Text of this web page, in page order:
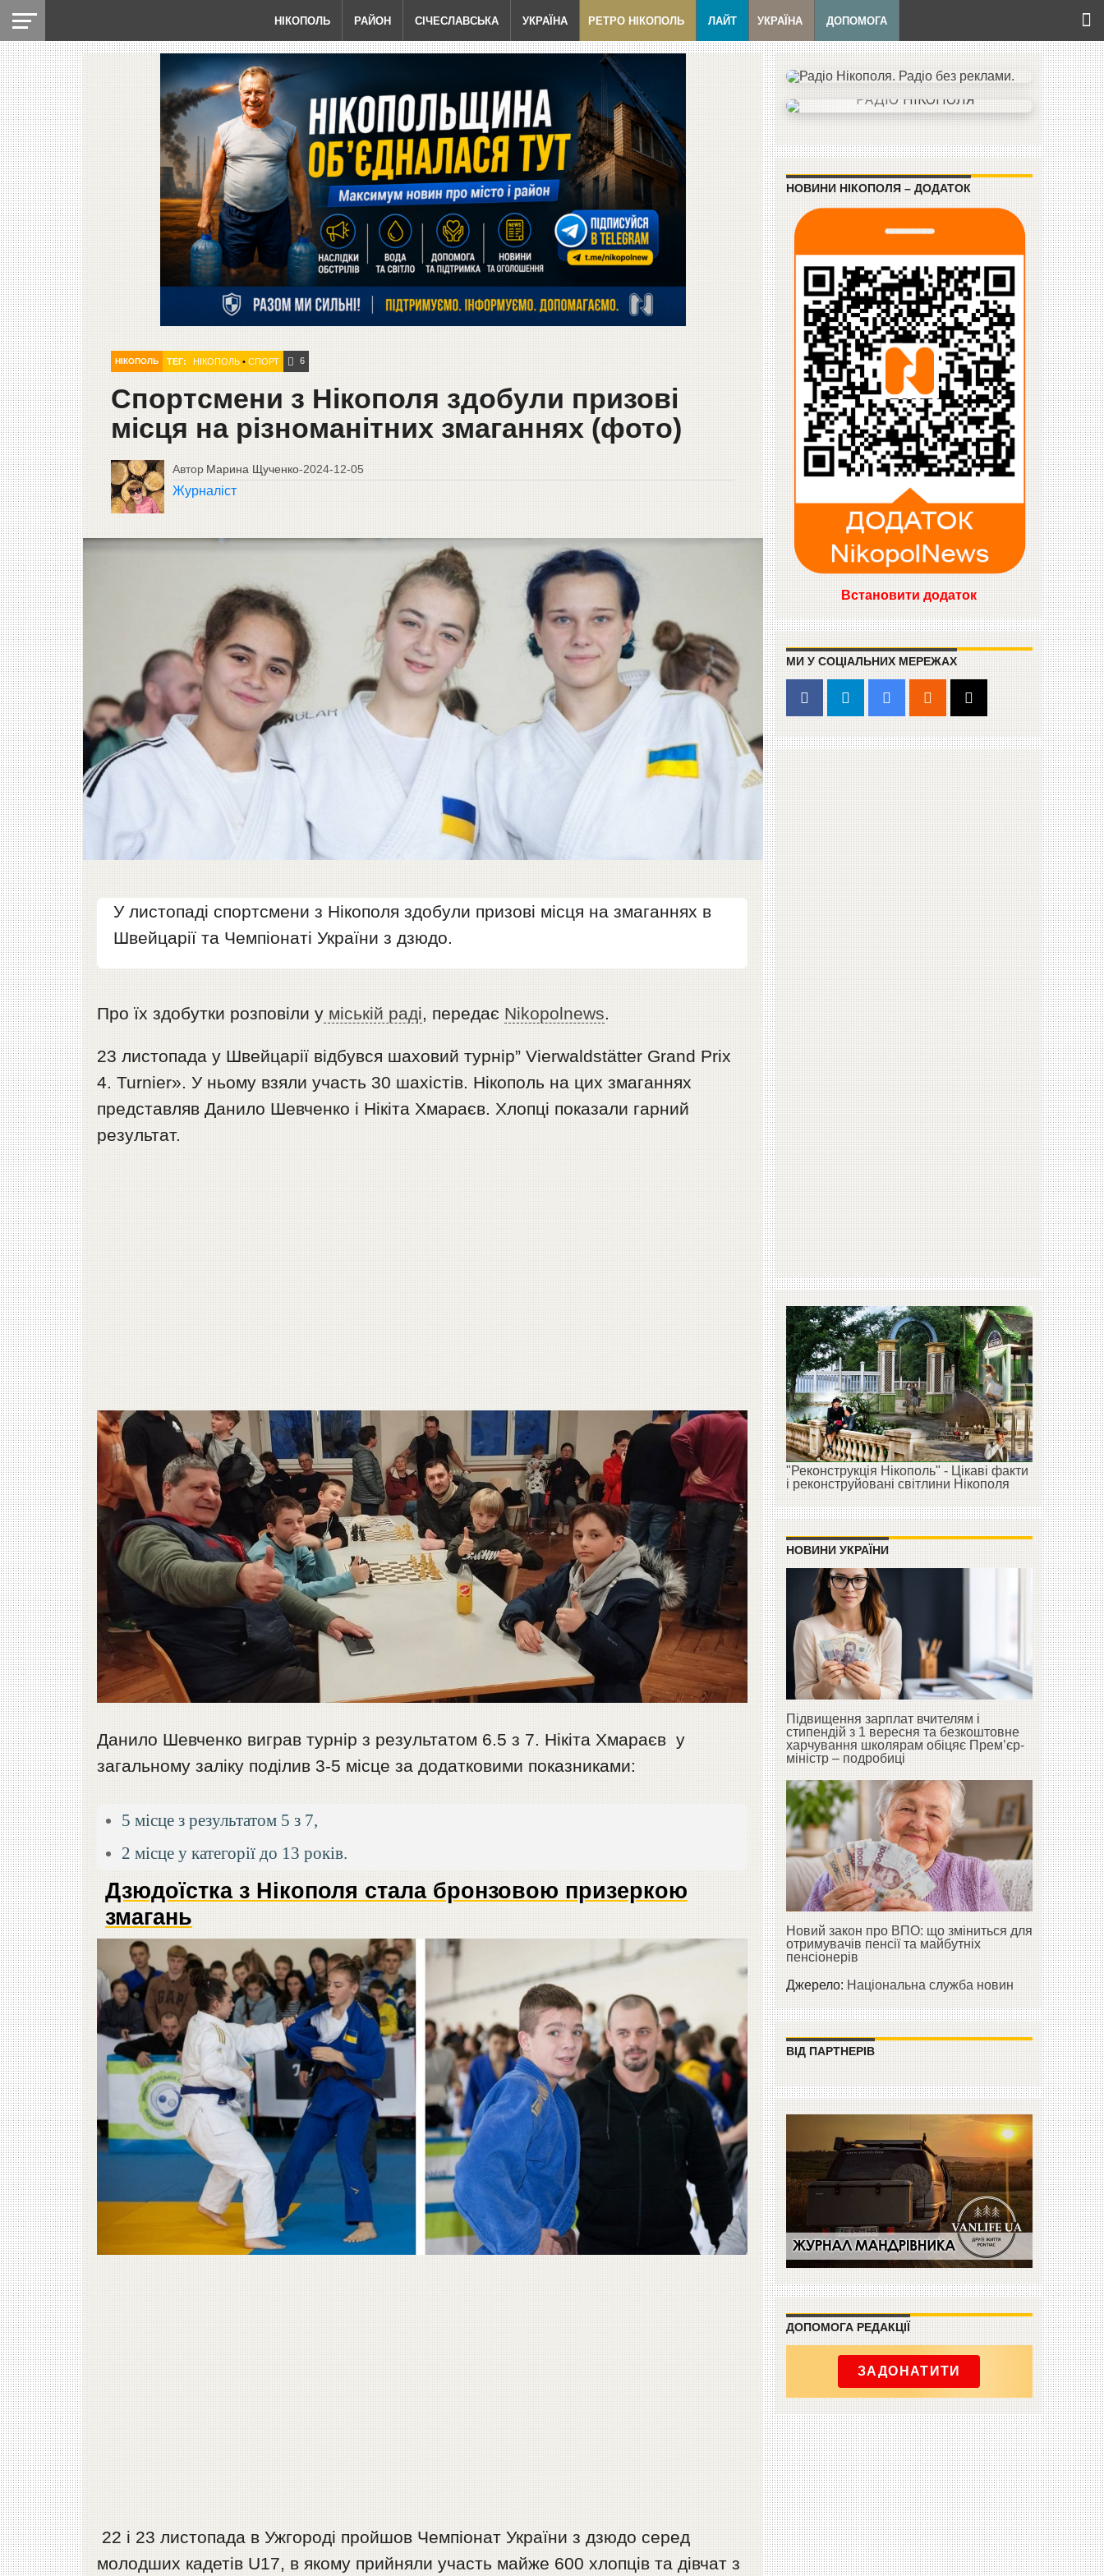
НІКОПОЛЬ РАЙОН СІЧЕСЛАВСЬКА УКРАЇНА РЕТРО НІКОПОЛЬ ЛАЙТ УКРАЇНА ДОПОМОГА
НІКОПОЛЬ ТЕГ: НІКОПОЛЬ• СПОРТ 6
Спортсмени з Нікополя здобули призові
місця на різноманітних змаганнях (фото)
Автор Марина Щученко-2024-12-05
Журналіст
У листопаді спортсмени з Нікополя здобули призові місця на змаганнях в
Швейцарії та Чемпіонаті України з дзюдо.
Про їх здобутки розповіли у міській раді, передає Nikopolnews.
23 листопада у Швейцарії відбувся шаховий турнір” Vierwaldstätter Grand Prix
4. Turnier». У ньому взяли участь 30 шахістів. Нікополь на цих змаганнях
представляв Данило Шевченко і Нікіта Хмараєв. Хлопці показали гарний
результат.
Данило Шевченко виграв турнір з результатом 6.5 з 7. Нікіта Хмараєв у
загальному заліку поділив 3-5 місце за додатковими показниками:
5 місце з результатом 5 з 7,
2 місце у категорії до 13 років.
Дзюдоїстка з Нікополя стала бронзовою призеркою
змагань
22 і 23 листопада в Ужгороді пройшов Чемпіонат України з дзюдо серед
молодших кадетів U17, в якому прийняли участь майже 600 хлопців та дівчат з
НОВИНИ НІКОПОЛЯ – ДОДАТОК
Встановити додаток
МИ У СОЦІАЛЬНИХ МЕРЕЖАХ
"Реконструкція Нікополь" - Цікаві факти
і реконструйовані світлини Нікополя
НОВИНИ УКРАЇНИ
Підвищення зарплат вчителям і
стипендій з 1 вересня та безкоштовне
харчування школярам обіцяє Прем’єр-
міністр – подробиці
Новий закон про ВПО: що зміниться для
отримувачів пенсії та майбутніх
пенсіонерів
Джерело:Національна служба новин
ВІД ПАРТНЕРІВ
ДОПОМОГА РЕДАКЦІЇ
ЗАДОНАТИТИ